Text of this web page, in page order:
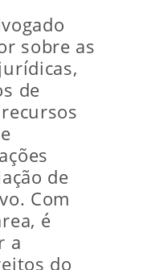
sobre as
de
de
Com
é
a
do